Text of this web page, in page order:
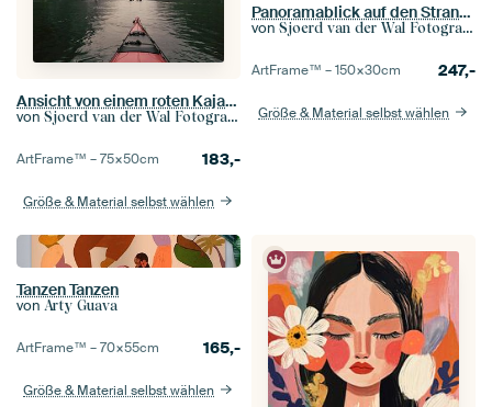
Ansicht von einem roten Kajak im Lysefjord in dreling Dämmerung Norwegens am Ende eines bewölkten un
von Sjoerd van der Wal Fotografie
ArtFrame™ –75×50cm 183,-
Größe & Material selbst wählen
Panoramablick auf den Strand im Sommer an der Nordsee
von Sjoerd van der Wal Fotografie
ArtFrame™ –150×30cm 247,-
Größe & Material selbst wählen
Tanzen Tanzen
von Arty Guava
ArtFrame™ –70×55cm 165,-
Größe & Material selbst wählen